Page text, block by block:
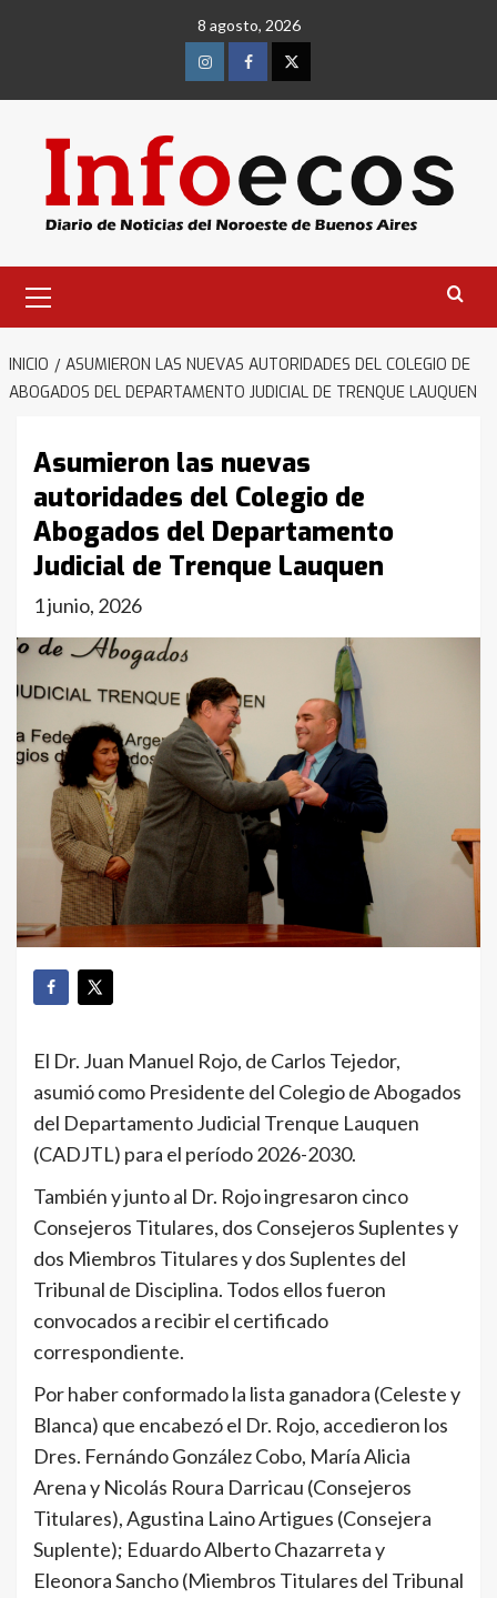
8 agosto, 2026
InstagramFacebookTwitter
primario
INICIO
ASUMIERON LAS NUEVAS AUTORIDADES DEL COLEGIO DE
ABOGADOS DEL DEPARTAMENTO JUDICIAL DE TRENQUE LAUQUEN
Asumieron las nuevas
autoridades del Colegio de
Abogados del Departamento
Judicial de Trenque Lauquen
1 junio, 2026
El Dr. Juan Manuel Rojo, de Carlos Tejedor,
asumió como Presidente del Colegio de Abogados
del Departamento Judicial Trenque Lauquen
(CADJTL) para el período 2026-2030.
También y junto al Dr. Rojo ingresaron cinco
Consejeros Titulares, dos Consejeros Suplentes y
dos Miembros Titulares y dos Suplentes del
Tribunal de Disciplina. Todos ellos fueron
convocados a recibir el certificado
correspondiente.
Por haber conformado la lista ganadora (Celeste y
Blanca) que encabezó el Dr. Rojo, accedieron los
Dres. Fernándo González Cobo, María Alicia
Arena y Nicolás Roura Darricau (Consejeros
Titulares), Agustina Laino Artigues (Consejera
Suplente); Eduardo Alberto Chazarreta y
Eleonora Sancho (Miembros Titulares del Tribunal